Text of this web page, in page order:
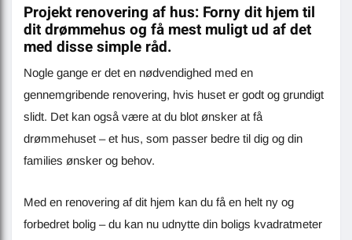
Projekt renovering af hus: Forny dit hjem til
dit drømmehus og få mest muligt ud af det
med disse simple råd.
Nogle gange er det en nødvendighed med en
gennemgribende renovering, hvis huset er godt og grundigt
slidt. Det kan også være at du blot ønsker at få
drømmehuset – et hus, som passer bedre til dig og din
families ønsker og behov.
Med en renovering af dit hjem kan du få en helt ny og
forbedret bolig – du kan nu udnytte din boligs kvadratmeter